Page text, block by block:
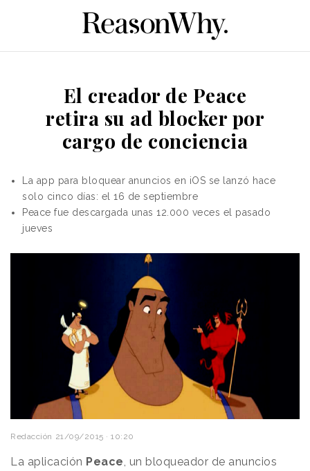
El creador de Peace
retira su ad blocker por
cargo de conciencia
La app para bloquear anuncios en iOS se lanzó hace
solo cinco días: el 16 de septiembre
Peace fue descargada unas 12.000 veces el pasado
jueves
Redacción 21/09/2015 · 10:20
La aplicación Peace, un bloqueador de anuncios